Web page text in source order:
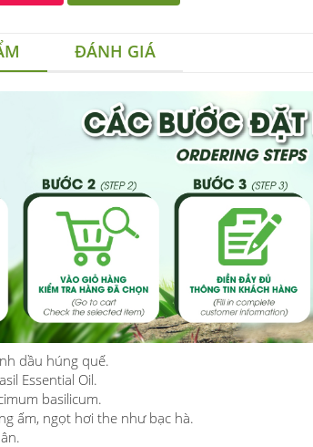
ĐÁNH GIÁ
dầu húng quế.
Essential Oil.
basilicum.
ấm, ngọt hơi the như bạc hà.